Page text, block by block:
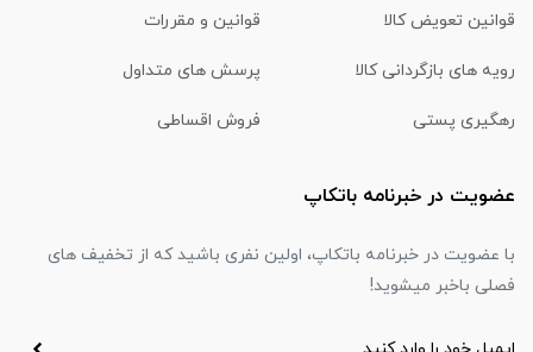
قوانین تعویض کالا قوانین و مقررات
رویه های بازگردانی کالا پرسش های متداول
رهگیری پستی فروش اقساطی
عضویت در خبرنامه باتکاپ
با عضویت در خبرنامه باتکاپ، اولین نفری باشید که از تخفیف های
فصلی باخبر میشوید!